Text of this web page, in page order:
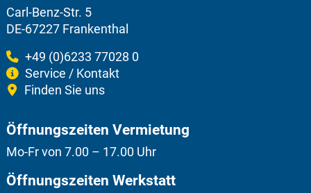
Carl-Benz-Str. 5
DE-67227 Frankenthal
+49 (0)6233 77028 0
Service / Kontakt
Finden Sie uns
Öffnungszeiten Vermietung
Mo-Fr von 7.00 – 17.00 Uhr
Öffnungszeiten Werkstatt